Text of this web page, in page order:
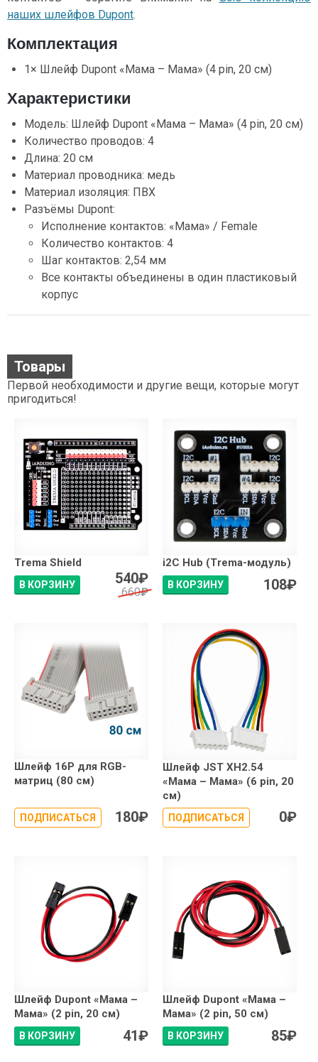
наших шлейфов Dupont.
Комплектация
1× Шлейф Dupont «Мама – Мама» (4 pin, 20 см)
Характеристики
Модель: Шлейф Dupont «Мама – Мама» (4 pin, 20 см)
Количество проводов: 4
Длина: 20 см
Материал проводника: медь
Материал изоляция: ПВХ
Разъёмы Dupont:
Исполнение контактов: «Мама» / Female
Количество контактов: 4
Шаг контактов: 2,54 мм
Все контакты объединены в один пластиковый
корпус
Товары
Первой необходимости и другие вещи, которые могут
пригодиться!
Trema Shield
В КОРЗИНУ 540₽
660₽
i2C Hub (Trema-модуль)
В КОРЗИНУ 108₽
Шлейф 16P для RGB-
матриц (80 см)
ПОДПИСАТЬСЯ 180₽
Шлейф JST XH2.54
«Мама – Мама» (6 pin, 20
см)
ПОДПИСАТЬСЯ 0₽
Шлейф Dupont «Мама –
Мама» (2 pin, 20 см)
В КОРЗИНУ 41₽
Шлейф Dupont «Мама –
Мама» (2 pin, 50 см)
В КОРЗИНУ 85₽